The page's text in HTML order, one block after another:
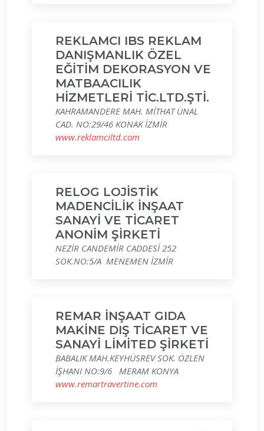
REKLAMCI IBS REKLAM
DANIŞMANLIK ÖZEL
EĞİTİM DEKORASYON VE
MATBAACILIK
HİZMETLERİ TİC.LTD.ŞTİ.
KAHRAMANDERE MAH. MİTHAT ÜNAL
CAD. NO:29/46 KONAK İZMİR
www.reklamciltd.com
RELOG LOJİSTİK
MADENCİLİK İNŞAAT
SANAYİ VE TİCARET
ANONİM ŞİRKETİ
NEZİR CANDEMİR CADDESİ 252
SOK.NO:5/A MENEMEN İZMİR
REMAR İNŞAAT GIDA
MAKİNE DIŞ TİCARET VE
SANAYİ LİMİTED ŞİRKETİ
BABALIK MAH.KEYHÜSREV SOK. ÖZLEN
İŞHANI NO:9/6 MERAM KONYA
www.remartravertine.com